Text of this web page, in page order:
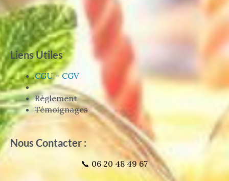
Liens Utiles
CGU–CGV
Règlement
Témoignages
Nous Contacter :
📞 06 20 48 49 67